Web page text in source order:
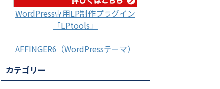
WordPress専用LP制作プラグイン
「LPtools」
AFFINGER6（WordPressテーマ）
カテゴリー